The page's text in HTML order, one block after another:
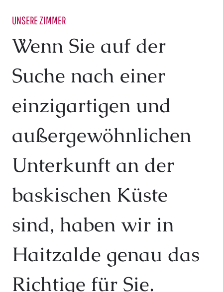
UNSERE ZIMMER
Wenn Sie auf der
Suche nach einer
einzigartigen und
außergewöhnlichen
Unterkunft an der
baskischen Küste
sind, haben wir in
Haitzalde genau das
Richtige für Sie.